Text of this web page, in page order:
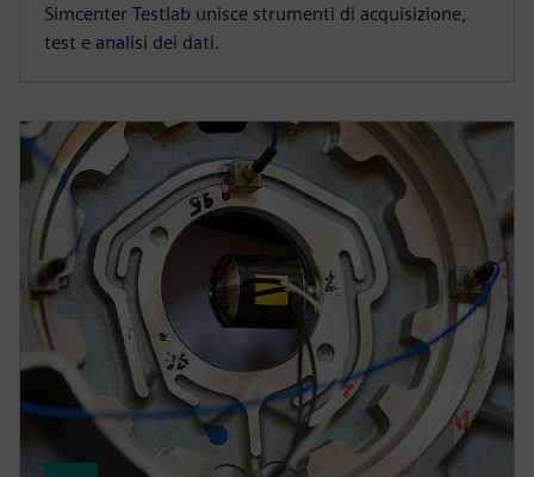
Simcenter Testlab unisce strumenti di acquisizione,
test e analisi dei dati.